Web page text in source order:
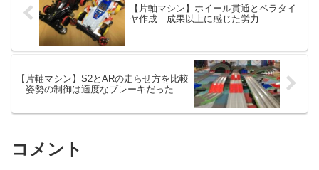
【片軸マシン】ホイール貫通とペラタイ
ヤ作成｜成果以上に感じた労力
【片軸マシン】S2とARの走らせ方を比較
｜姿勢の制御は適度なブレーキだった
コメント